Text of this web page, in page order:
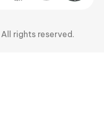
rights reserved.